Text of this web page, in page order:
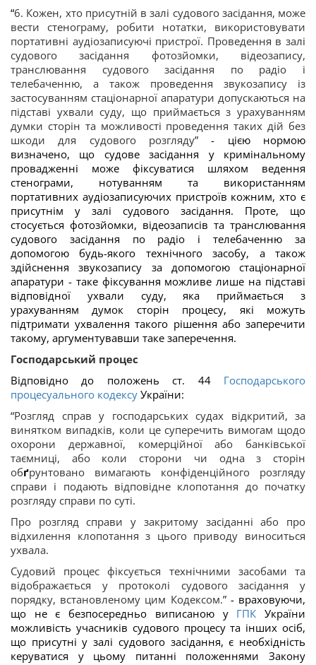
“6. Кожен, хто присутній в залі судового засідання, може
вести стенограму, робити нотатки, використовувати
портативні аудіозаписуючі пристрої. Проведення в залі
судового засідання фотозйомки, відеозапису,
транслювання судового засідання по радіо і
телебаченню, а також проведення звукозапису із
застосуванням стаціонарної апаратури допускаються на
підставі ухвали суду, що приймається з урахуванням
думки сторін та можливості проведення таких дій без
шкоди для судового розгляду” - цією нормою
визначено, що судове засідання у кримінальному
провадженні може фіксуватися шляхом ведення
стенограми, нотуванням та використанням
портативних аудіозаписуючих пристроїв кожним, хто є
присутнім у залі судового засідання. Проте, що
стосується фотозйомки, відеозаписів та транслювання
судового засідання по радіо і телебаченню за
допомогою будь-якого технічного засобу, а також
здійснення звукозапису за допомогою стаціонарної
апаратури - таке фіксування можливе лише на підставі
відповідної ухвали суду, яка приймається з
урахуванням думок сторін процесу, які можуть
підтримати ухвалення такого рішення або заперечити
такому, аргументувавши таке заперечення.
Господарський процес
Відповідно до положень ст. 44
Господарського
процесуального кодексу України:
“Розгляд справ у господарських судах відкритий, за
винятком випадків, коли це суперечить вимогам щодо
охорони державної, комерційної або банківської
таємниці, або коли сторони чи одна з сторін
обґрунтовано вимагають конфіденційного розгляду
справи і подають відповідне клопотання до початку
розгляду справи по суті.
Про розгляд справи у закритому засіданні або про
відхилення клопотання з цього приводу виноситься
ухвала.
Судовий процес фіксується технічними засобами та
відображається у протоколі судового засідання у
порядку, встановленому цим Кодексом.”- враховуючи,
що не є безпосередньо виписаною у ГПК України
можливість учасників судового процесу та інших осіб,
що присутні у залі судового засідання, є необхідність
керуватися у цьому питанні положеннями Закону